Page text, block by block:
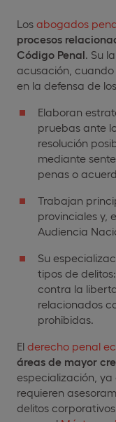
Los abogados
procesos
Código Penal. Su
acusación,
en la defensa de
Elaboran
pruebas ante
resolución
mediante
penas o
Trabajan
provinciales y,
Audiencia
Su
tipos de
contra la
relacionados
prohibidas.
El derecho penal
áreas de mayor
especialización,
requieren
delitos